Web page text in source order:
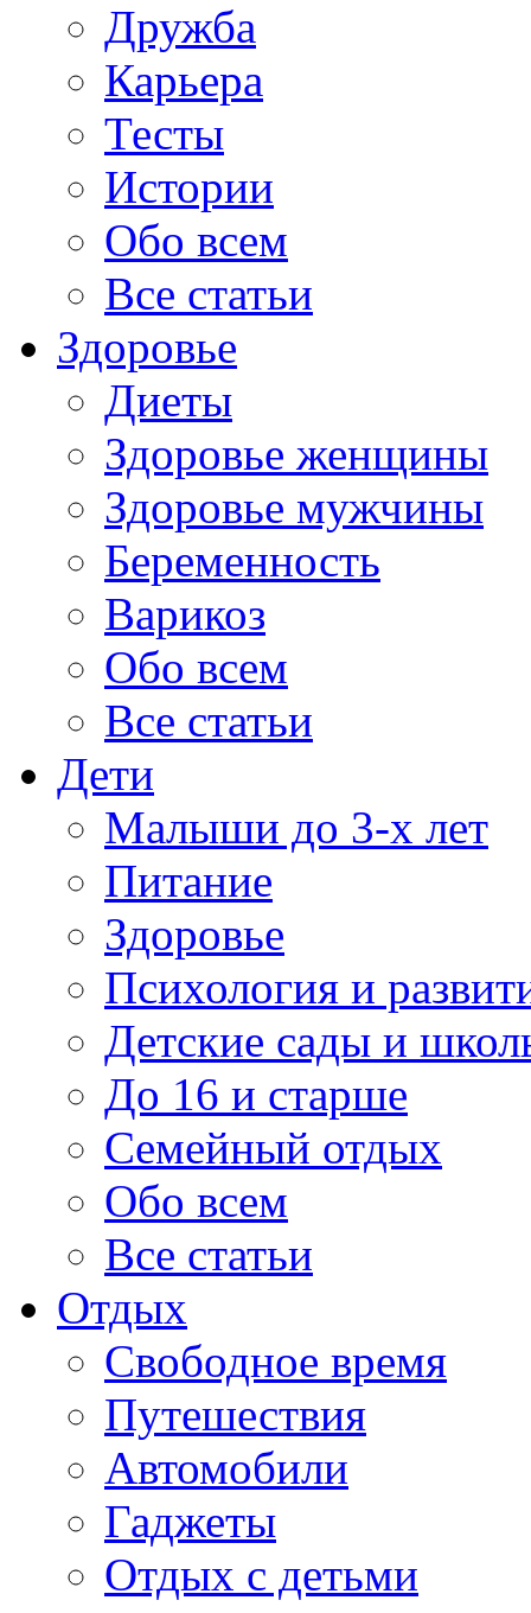
Дружба
Карьера
Тесты
Истории
Обо всем
Все статьи
Здоровье
Диеты
Здоровье женщины
Здоровье мужчины
Беременность
Варикоз
Обо всем
Все статьи
Дети
Малыши до 3-х лет
Питание
Здоровье
Психология и
Детские сады и
До 16 и старше
Семейный отдых
Обо всем
Все статьи
Отдых
Свободное время
Путешествия
Автомобили
Гаджеты
Отдых с детьми